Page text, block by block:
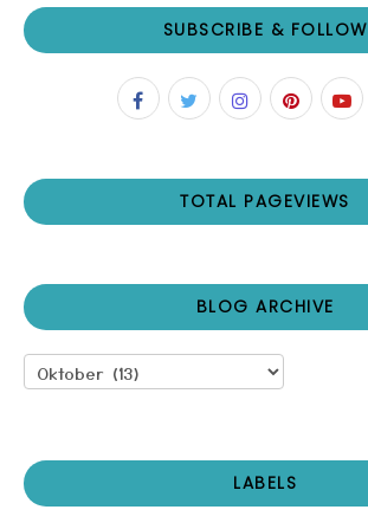
SUBSCRIBE & FOLLOW
TOTAL PAGEVIEWS
BLOG ARCHIVE
LABELS